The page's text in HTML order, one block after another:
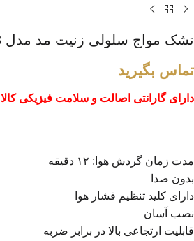
تشک مواج سلولی زنیت مد مدل A.T128
تماس بگیرید
دارای گارانتی اصالت و سلامت فیزیکی کالا
مدت زمان گردش هوا: ۱۲ دقیقه
بدون صدا
دارای کلید تنظیم فشار هوا
نصب آسان
قابلیت ارتجاعی بالا در برابر ضربه